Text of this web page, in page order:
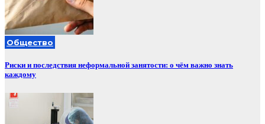
Общество
Риски и последствия неформальной занятости: о чём важно знать
каждому